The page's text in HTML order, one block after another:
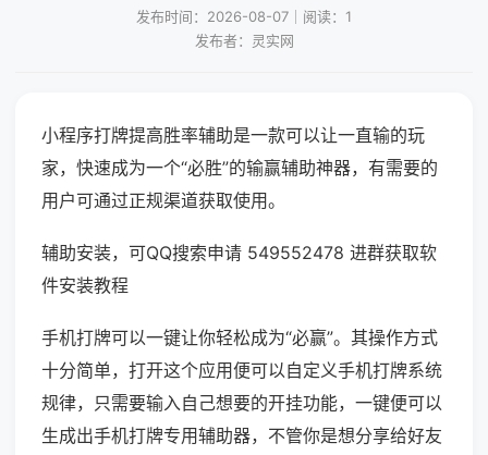
发布时间：2026-08-07｜阅读：1
发布者：灵实网
小程序打牌提高胜率辅助是一款可以让一直输的玩
家，快速成为一个“必胜”的输赢辅助神器，有需要的
用户可通过正规渠道获取使用。
辅助安装，可QQ搜索申请 549552478 进群获取软
件安装教程
手机打牌可以一键让你轻松成为“必赢”。其操作方式
十分简单，打开这个应用便可以自定义手机打牌系统
规律，只需要输入自己想要的开挂功能，一键便可以
生成出手机打牌专用辅助器，不管你是想分享给好友